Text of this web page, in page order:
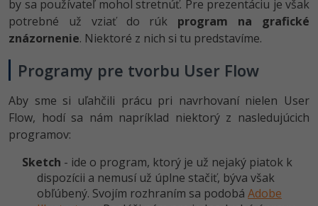
by sa používateľ mohol stretnúť. Pre prezentáciu je však
potrebné už vziať do rúk program na grafické
znázornenie. Niektoré z nich si tu predstavíme.
Programy pre tvorbu User Flow
Aby sme si uľahčili prácu pri navrhovaní nielen User
Flow, hodí sa nám napríklad niektorý z nasledujúcich
programov:
Sketch - ide o program, ktorý je už nejaký piatok k
dispozícii a nemusí už úplne stačiť, býva však
obľúbený. Svojím rozhraním sa podobá Adobe